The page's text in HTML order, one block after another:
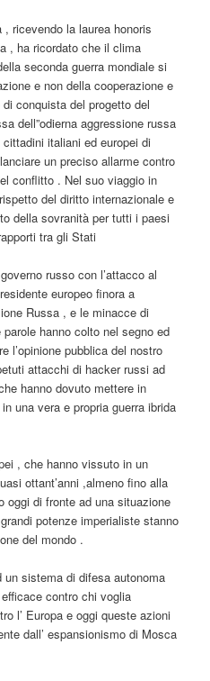
ricevendo la laurea honoris
, ha ricordato che il clima
seconda guerra mondiale si
e non della cooperazione e
conquista del progetto del
dell”odierna aggressione russa
italiani ed europei di
un preciso allarme contro
conflitto . Nel suo viaggio in
del diritto internazionale e
della sovranità per tutti i paesi
tra gli Stati
russo con l’attacco al
europeo finora a
Russa , e le minacce di
hanno colto nel segno ed
l’opinione pubblica del nostro
attacchi di hacker russi ad
hanno dovuto mettere in
una vera e propria guerra ibrida
, che hanno vissuto in un
ottant’anni ,almeno fino alla
oggi di fronte ad una situazione
potenze imperialiste stanno
del mondo .
sistema di difesa autonoma
contro chi voglia
l’ Europa e oggi queste azioni
dall’ espansionismo di Mosca